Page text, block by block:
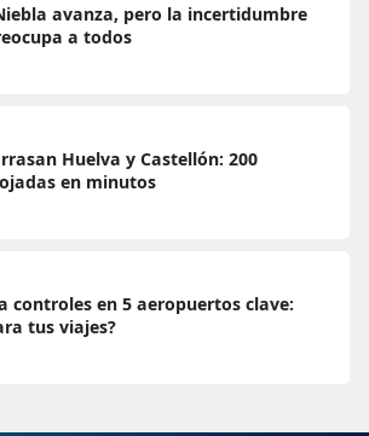
avanza, pero la incertidumbre
a todos
Huelva y Castellón: 200
en minutos
controles en 5 aeropuertos clave:
tus viajes?